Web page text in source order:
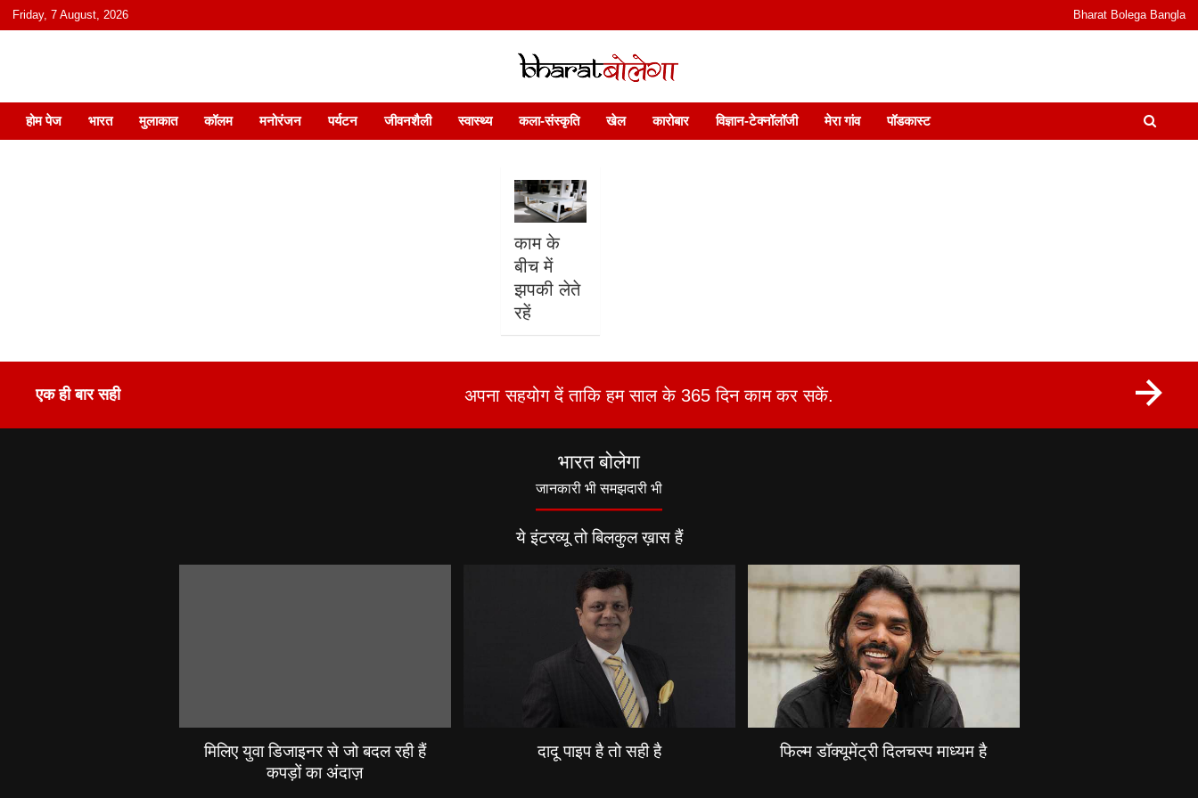
content
Friday, 7 August, 2026 Bharat Bolega Bangla
भारत बोलेगा
हिंदी में समाचार, विचार, ऑडियो, वीडियो और फ़ीचर. भारत बोलेगा हिंदी न्यूज़ वेबसाइट India: News, Views, Info, Trends & Podcast I जानकारी भी समझदारी भी और पॉडकास्ट
होम पेज भारत मुलाकात कॉलम मनोरंजन पर्यटन जीवनशैली स्वास्थ्य कला-संस्कृति खेल कारोबार विज्ञान-टेक्नॉलॉजी मेरा गांव पॉडकास्ट
काम के
बीच में
झपकी लेते
रहें
एक ही बार सही अपना सहयोग दें ताकि हम साल के 365 दिन काम कर सकें.
भारत बोलेगा
जानकारी भी समझदारी भी
ये इंटरव्यू तो बिलकुल ख़ास हैं
मिलिए युवा डिजाइनर से जो बदल रही हैं
कपड़ों का अंदाज़
दादू पाइप है तो सही है फिल्म डॉक्यूमेंट्री दिलचस्प माध्यम है